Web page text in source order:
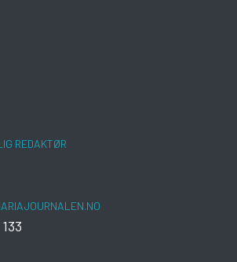
REDAKTØR